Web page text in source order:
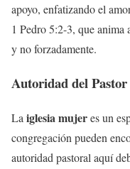
apoyo, enfatizando el
1 Pedro 5:2-3, que anima
y no forzadamente.
Autoridad del Pastor
La iglesia mujeres un
congregación pueden
autoridad pastoral aquí